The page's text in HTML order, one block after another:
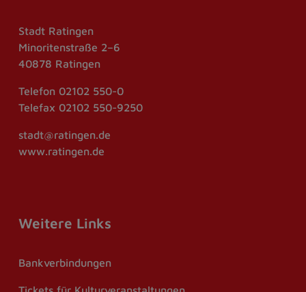
Stadt Ratingen
Minoritenstraße 2–6
40878 Ratingen
Telefon 02102 550-0
Telefax 02102 550-9250
stadt@ratingen.de
www.ratingen.de
Weitere Links
Bankverbindungen